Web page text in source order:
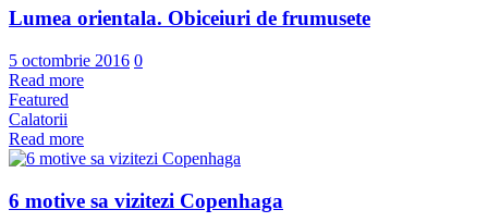
Lumea orientala. Obiceiuri de frumusete
5 octombrie 2016 0
Read more
Featured
Calatorii
Read more
6 motive sa vizitezi Copenhaga